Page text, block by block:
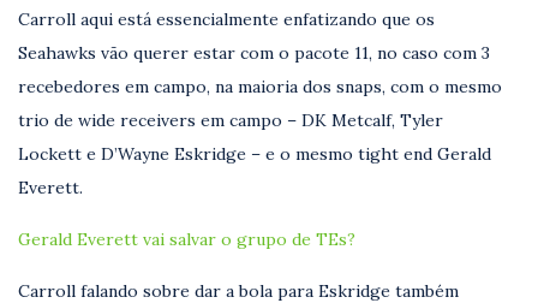
Carroll aqui está essencialmente enfatizando que os
Seahawks vão querer estar com o pacote 11, no caso com 3
recebedores em campo, na maioria dos snaps, com o mesmo
trio de wide receivers em campo – DK Metcalf, Tyler
Lockett e D’Wayne Eskridge – e o mesmo tight end Gerald
Everett.
Gerald Everett vai salvar o grupo de TEs?
Carroll falando sobre dar a bola para Eskridge também